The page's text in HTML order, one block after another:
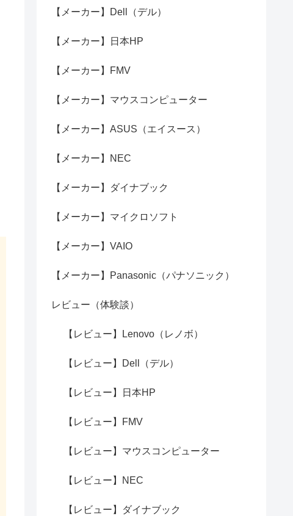
【メーカー】Dell（デル）
【メーカー】日本HP
【メーカー】FMV
【メーカー】マウスコンピューター
【メーカー】ASUS（エイスース）
【メーカー】NEC
【メーカー】ダイナブック
【メーカー】マイクロソフト
【メーカー】VAIO
【メーカー】Panasonic（パナソニック）
レビュー（体験談）
【レビュー】Lenovo（レノボ）
【レビュー】Dell（デル）
【レビュー】日本HP
【レビュー】FMV
【レビュー】マウスコンピューター
【レビュー】NEC
【レビュー】ダイナブック